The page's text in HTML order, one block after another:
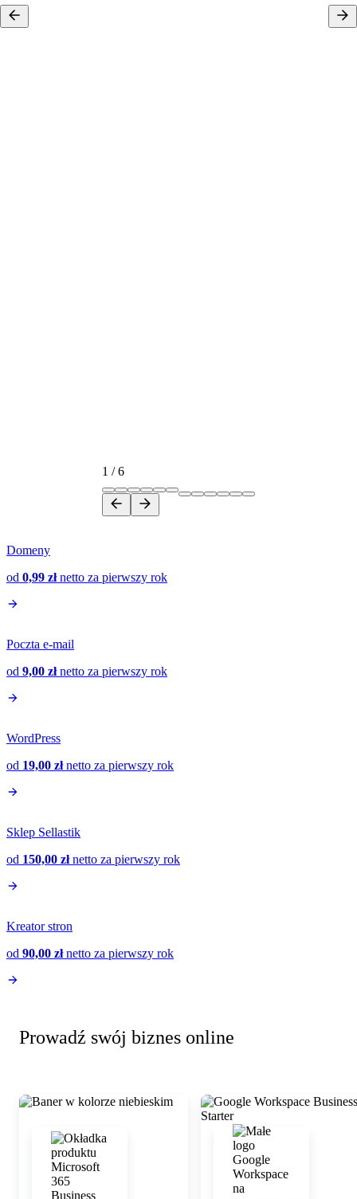
1 /6
Domeny
od 0,99 zł netto za pierwszy rok
Poczta e-mail
od 9,00 zł netto za pierwszy rok
WordPress
od 19,00 zł netto za pierwszy rok
Sklep Sellastik
od 150,00 zł netto za pierwszy rok
Kreator stron
od 90,00 zł netto za pierwszy rok
Prowadź swój biznes online
Zobacz szczegóły